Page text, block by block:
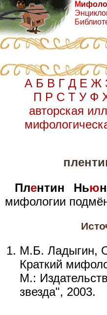
М
Э
Б
А Б В Г Д Е Ж
П Р С Т У Ф
авторская
Плентин Нью
мифологии
М.Б. Ладыгин,
Краткий
М.:
звезда", 2003.